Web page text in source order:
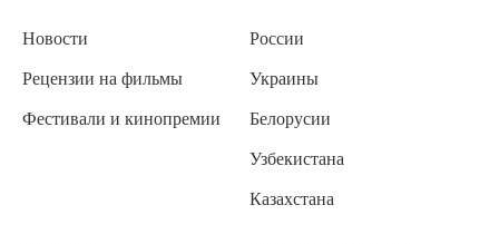
Новости
Рецензии на фильмы
Фестивали и кинопремии
России
Украины
Белорусии
Узбекистана
Казахстана